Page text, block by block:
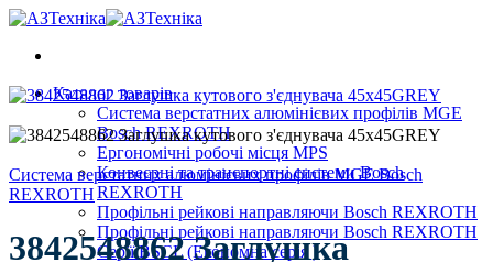
Skip
content
Каталог товарів
Система верстатних алюмінієвих профілів MGE
Bosch REXROTH
Ергономічні робочі місця MPS
Конвеєрні та транспортні системи Bosch
REXROTH
Профільні рейкові направляючи Bosch REXROTH
Профільні рейкові направляючи Bosch REXROTH
Серії BSCL (Економна серія )
Система верстатних алюмінієвих профілів MGE Bosch
REXROTH
3842548862 Заглушка